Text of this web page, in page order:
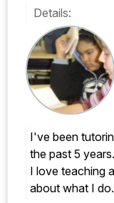
Details:
I've been tutoring in the NYC public schools for
the past 5
I love teaching
about what I do.